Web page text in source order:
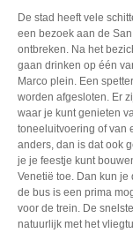
De stad heeft vele
een bezoek aan de
ontbreken. Na het
gaan drinken op één
Marco plein. Een
worden afgesloten. Er
waar je kunt genieten
toneeluitvoering of van
anders, dan is dat ook
je je feestje kunt
Venetië toe. Dan kun je
de bus is een prima
voor de trein. De
natuurlijk met het